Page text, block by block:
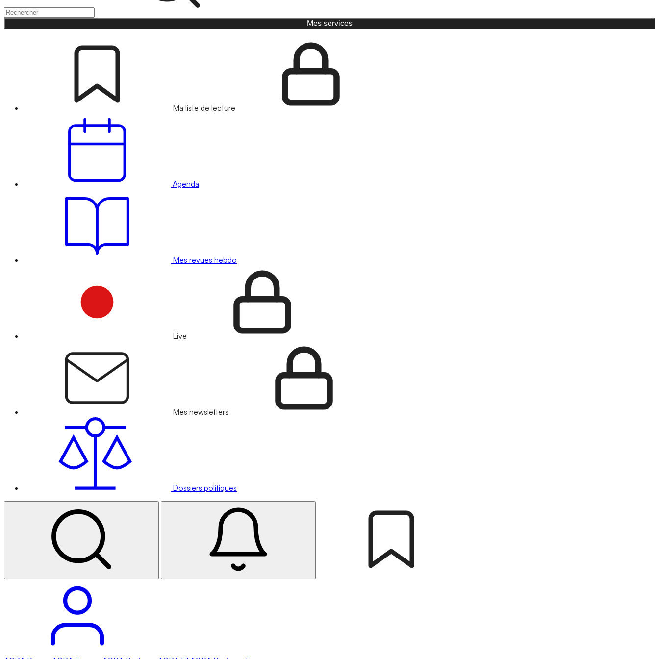
Mes services
Ma liste de lecture
Agenda
Mes revues hebdo
Live
Mes newsletters
Dossiers politiques